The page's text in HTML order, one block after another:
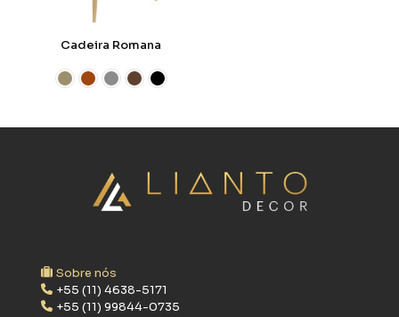
Cadeira Romana
Sobre nós
+55 (11) 4638-5171
+55 (11) 99844-0735